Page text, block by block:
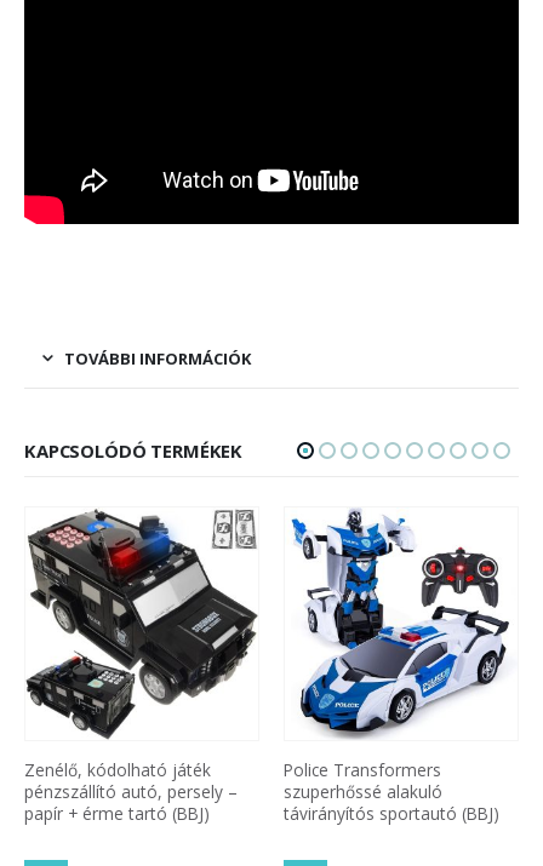
TOVÁBBI INFORMÁCIÓK
KAPCSOLÓDÓ TERMÉKEK
Police Transformers
szuperhőssé alakuló
távirányítós sportautó (BBJ)
Kétoldalas kaszkadőrautó
távirányítóval / RC
versenyautó (BBJ)